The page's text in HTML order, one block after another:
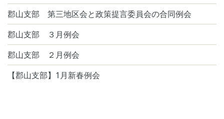
郡山支部 第三地区会と政策提言委員会の合同例会
郡山支部 ３月例会
郡山支部 ２月例会
【郡山支部】1月新春例会